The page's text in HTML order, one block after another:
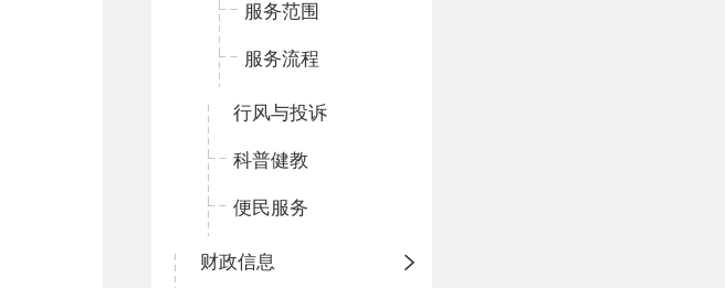
服务范围
服务流程
行风与投诉
科普健教
便民服务
财政信息